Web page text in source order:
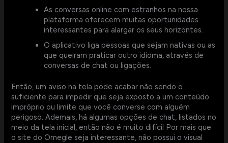
As conversas online com estranhos na nossa
plataforma oferecem muitas oportunidades
interessantes para alargar os seus horizontes.
O aplicativo liga pessoas que sejam nativas ou as
que queiram praticar outro idioma, através de
conversas de chat ou ligações.
Então, um aviso na tela pode acabar não sendo o
suficiente para impedir que seja exposto a um conteúdo
impróprio ou limite que você converse com alguém
perigoso. Ademais, há algumas opções de chat, listados no
meio da tela inicial, então não é muito difícil Por mais que
o site do Omegle seja interessante, não possui o visual